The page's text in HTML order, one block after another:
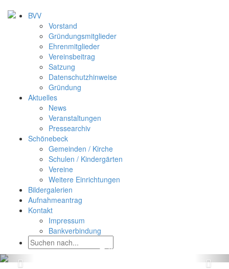
BVV
Vorstand
Gründungsmitglieder
Ehrenmitglieder
Vereinsbeitrag
Satzung
Datenschutzhinweise
Gründung
Aktuelles
News
Veranstaltungen
Pressearchiv
Schönebeck
Gemeinden / Kirche
Schulen / Kindergärten
Vereine
Weitere Einrichtungen
Bildergalerien
Aufnahmeantrag
Kontakt
Impressum
Bankverbindung